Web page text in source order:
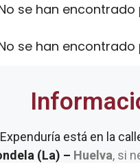
se han
se han
está en la
(La) – Huelva, si